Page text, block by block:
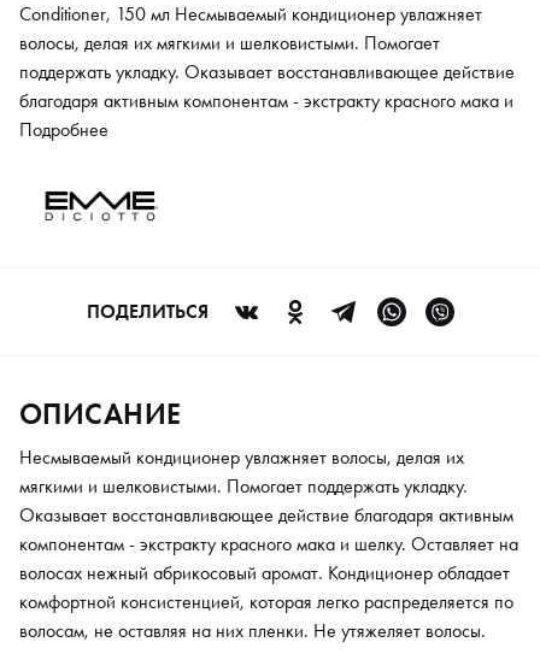
Conditioner, 150 мл Несмываемый кондиционер увлажняет
волосы, делая их мягкими и шелковистыми. Помогает
поддержать укладку. Оказывает восстанавливающее действие
благодаря активным компонентам - экстракту красного мака и
шелку. Оставляет на волосах нежный абрикосовый аромат.
легко распределяется по волосам, не оставляя на них пленки.
Не утяжеляет волосы.
Подробнее
ПОДЕЛИТЬСЯ
ОПИСАНИЕ
Несмываемый кондиционер увлажняет волосы, делая их
мягкими и шелковистыми. Помогает поддержать укладку.
Оказывает восстанавливающее действие благодаря активным
компонентам - экстракту красного мака и шелку. Оставляет на
волосах нежный абрикосовый аромат. Кондиционер обладает
комфортной консистенцией, которая легко распределяется по
волосам, не оставляя на них пленки. Не утяжеляет волосы.